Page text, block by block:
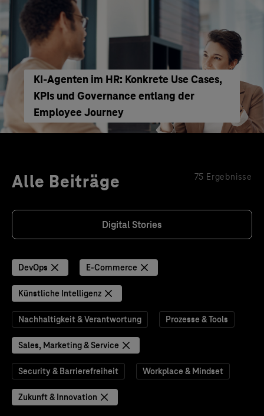
KI‑Agenten im HR: Konkrete Use Cases,
KPIs und Governance entlang der
Employee Journey
Alle Beiträge 75 Ergebnisse
Digital Stories
DevOps E-Commerce
Künstliche Intelligenz
Nachhaltigkeit & Verantwortung Prozesse & Tools
Sales, Marketing & Service
Security & Barrierefreiheit Workplace & Mindset
Zukunft & Innovation